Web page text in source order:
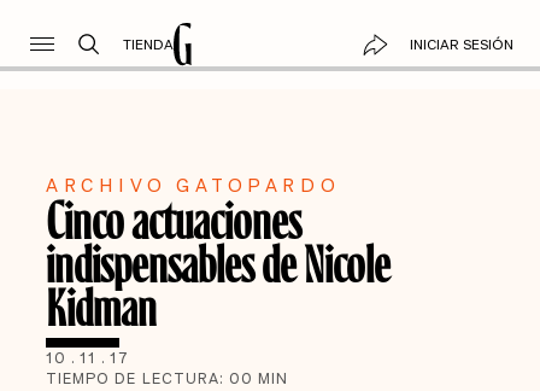
TIENDA INICIAR SESIÓN
ARCHIVO GATOPARDO
Cinco actuaciones
indispensables de Nicole
Kidman
10 . 11 . 17
TIEMPO DE LECTURA: 00 MIN